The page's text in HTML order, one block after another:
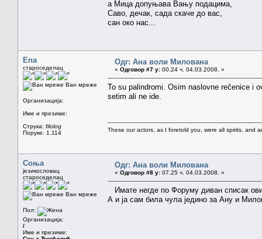
а Мица допуњава Вању подацима,
Саво, дечак, сада скаче до вас,
сан око нас...
Ena
староседелац
Ван мреже
Организација:
Име и презиме:
Струка: filolog
Поруке: 1.114
Одг: Ана воли Милована
« Одговор #7 у: 00.24 ч. 04.03.2008. »
To su palindromi. Osim naslovne rečenice i
setim ali ne ide.
These our actors, as I foretold you, were all spirits, and
Соња
језикословац
староседелац
Ван мреже
Пол:
Организација:
/
Име и презиме:
Одг: Ана воли Милована
« Одговор #8 у: 07.25 ч. 04.03.2008. »
Имате негде по Форуму диван списак
А и ја сам била чула једино за Ану и